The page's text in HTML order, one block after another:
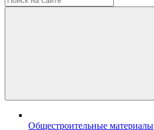
Общестроительные материалы